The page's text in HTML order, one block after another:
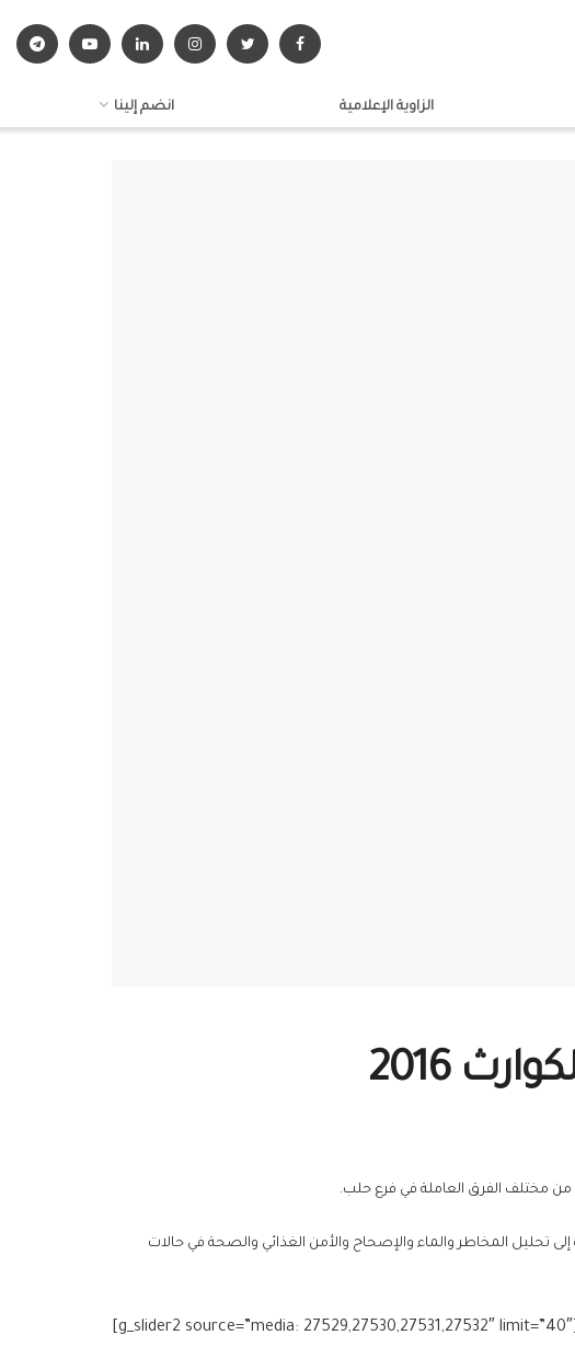
الزاوية الإعلامية انضم إلينا
2016
تحليل المخاطر والماء والإصحاح والأمن الغذائي والصحة في حالات
[g_slider2 source=”media: 27529,27530,27531,27532″